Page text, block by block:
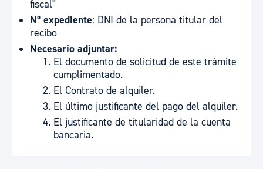
fiscal"
Nº expediente: DNI de la persona titular del
recibo
Necesario adjuntar:
El documento de solicitud de este trámite
cumplimentado.
El Contrato de alquiler.
El último justificante del pago del alquiler.
El justificante de titularidad de la cuenta
bancaria.